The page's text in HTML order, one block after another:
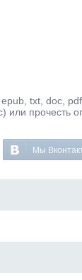
epub, txt, doc,
или прочесть
Мы